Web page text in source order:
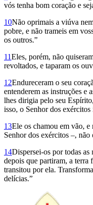
vós tenha bom coração e
10Não oprimais a viúva
pobre, e não trameis em
os outros.”
11Eles, porém, não
revoltados, e taparam os
12Endureceram o seu
entenderem as instruções e
lhes dirigia pelo seu
isso, o Senhor dos
13Ele os chamou em vão,
Senhor dos exércitos –,
14Dispersei-os por todas as
depois que partiram, a terra
transitou por ela.
delícias.”